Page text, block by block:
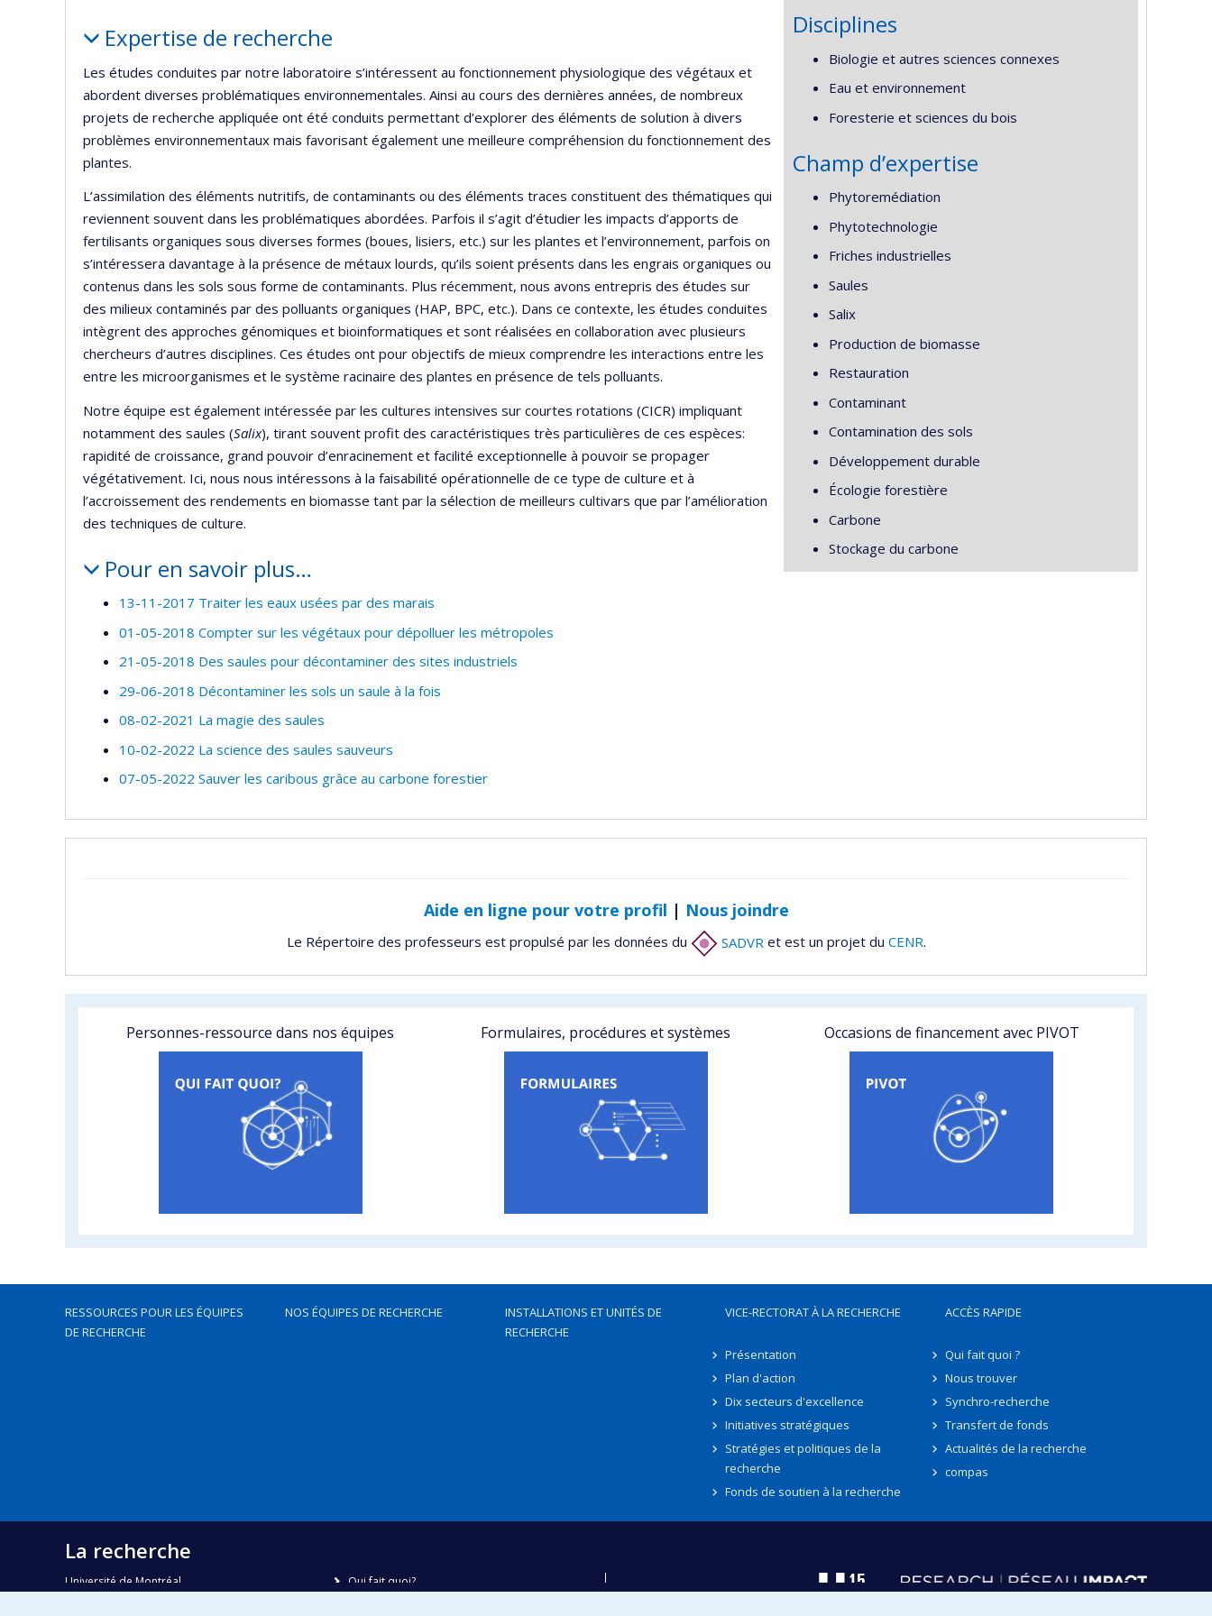
Expertise de recherche
Les études conduites par notre laboratoire s’intéressent au fonctionnement physiologique des végétaux et
abordent diverses problématiques environnementales. Ainsi au cours des dernières années, de nombreux
projets de recherche appliquée ont été conduits permettant d’explorer des éléments de solution à divers
problèmes environnementaux mais favorisant également une meilleure compréhension du fonctionnement des
plantes.
L’assimilation des éléments nutritifs, de contaminants ou des éléments traces constituent des thématiques qui
reviennent souvent dans les problématiques abordées. Parfois il s’agit d’étudier les impacts d’apports de
fertilisants organiques sous diverses formes (boues, lisiers, etc.) sur les plantes et l’environnement, parfois on
s’intéressera davantage à la présence de métaux lourds, qu’ils soient présents dans les engrais organiques ou
contenus dans les sols sous forme de contaminants. Plus récemment, nous avons entrepris des études sur
des milieux contaminés par des polluants organiques (HAP, BPC, etc.). Dans ce contexte, les études conduites
intègrent des approches génomiques et bioinformatiques et sont réalisées en collaboration avec plusieurs
chercheurs d’autres disciplines. Ces études ont pour objectifs de mieux comprendre les interactions entre les
entre les microorganismes et le système racinaire des plantes en présence de tels polluants.
Notre équipe est également intéressée par les cultures intensives sur courtes rotations (CICR) impliquant
notamment des saules (Salix), tirant souvent profit des caractéristiques très particulières de ces espèces:
rapidité de croissance, grand pouvoir d’enracinement et facilité exceptionnelle à pouvoir se propager
végétativement. Ici, nous nous intéressons à la faisabilité opérationnelle de ce type de culture et à
l’accroissement des rendements en biomasse tant par la sélection de meilleurs cultivars que par l’amélioration
des techniques de culture.
Pour en savoir plus…
13-11-2017 Traiter les eaux usées par des marais
01-05-2018 Compter sur les végétaux pour dépolluer les métropoles
21-05-2018 Des saules pour décontaminer des sites industriels
29-06-2018 Décontaminer les sols un saule à la fois
08-02-2021 La magie des saules
10-02-2022 La science des saules sauveurs
07-05-2022 Sauver les caribous grâce au carbone forestier
Disciplines
Biologie et autres sciences connexes
Eau et environnement
Foresterie et sciences du bois
Champ d’expertise
Phytoremédiation
Phytotechnologie
Friches industrielles
Saules
Salix
Production de biomasse
Restauration
Contaminant
Contamination des sols
Développement durable
Écologie forestière
Carbone
Stockage du carbone
Aide en ligne pour votre profil | Nous joindre
Le Répertoire des professeurs est propulsé par les données du SADVR et est un projet du CENR.
Personnes-ressource dans nos équipes Formulaires, procédures et systèmes Occasions de financement avec PIVOT
RESSOURCES POUR LES ÉQUIPES
DE RECHERCHE
NOS ÉQUIPES DE RECHERCHE
INSTALLATIONS ET UNITÉS DE
RECHERCHE
VICE-RECTORAT À LA RECHERCHE
Présentation
Plan d'action
Dix secteurs d'excellence
Initiatives stratégiques
Stratégies et politiques de la
recherche
Fonds de soutien à la recherche
ACCÈS RAPIDE
Qui fait quoi ?
Nous trouver
Synchro-recherche
Transfert de fonds
Actualités de la recherche
compas
La recherche
Université de Montréal
Qui fait quoi?